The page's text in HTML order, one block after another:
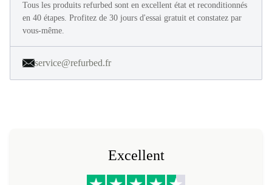
Tous les produits refurbed sont en excellent état et reconditionnés
en 40 étapes. Profitez de 30 jours d'essai gratuit et constatez par
vous-même.
service@refurbed.fr
Excellent